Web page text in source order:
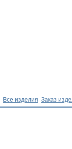
Все изделия Заказ